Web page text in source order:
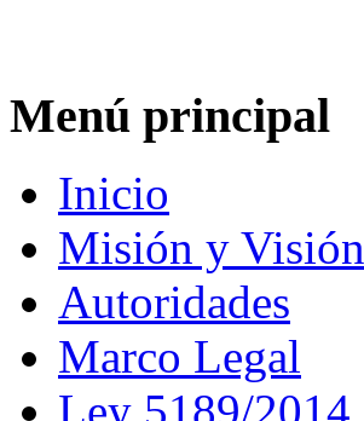
Menú principal
Inicio
Misión y Visión
Autoridades
Marco Legal